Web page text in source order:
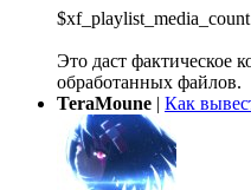
$xf_playlist_media_count
Это даст фактическое
обработанных файлов.
TeraMoune | Как